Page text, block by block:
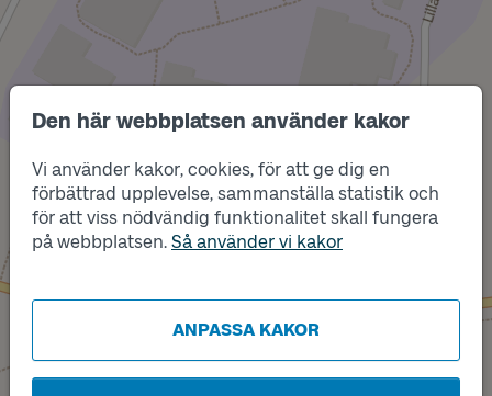
Den här webbplatsen använder kakor
Vi använder kakor, cookies, för att ge dig en
förbättrad upplevelse, sammanställa statistik och
för att viss nödvändig funktionalitet skall fungera
på webbplatsen. Så använder vi kakor
ANPASSA KAKOR
Läge
A